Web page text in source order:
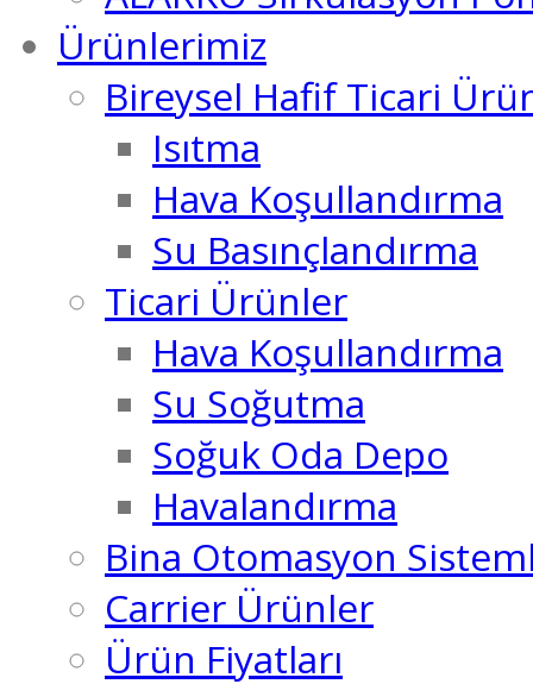
Ürünlerimiz
Bireysel Hafif Ticari
Isıtma
Hava Koşullandırma
Su Basınçlandırma
Ticari Ürünler
Hava Koşullandırma
Su Soğutma
Soğuk Oda Depo
Havalandırma
Bina Otomasyon
Carrier Ürünler
Ürün Fiyatları